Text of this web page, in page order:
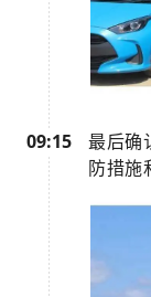
09:15
最后确
防措施